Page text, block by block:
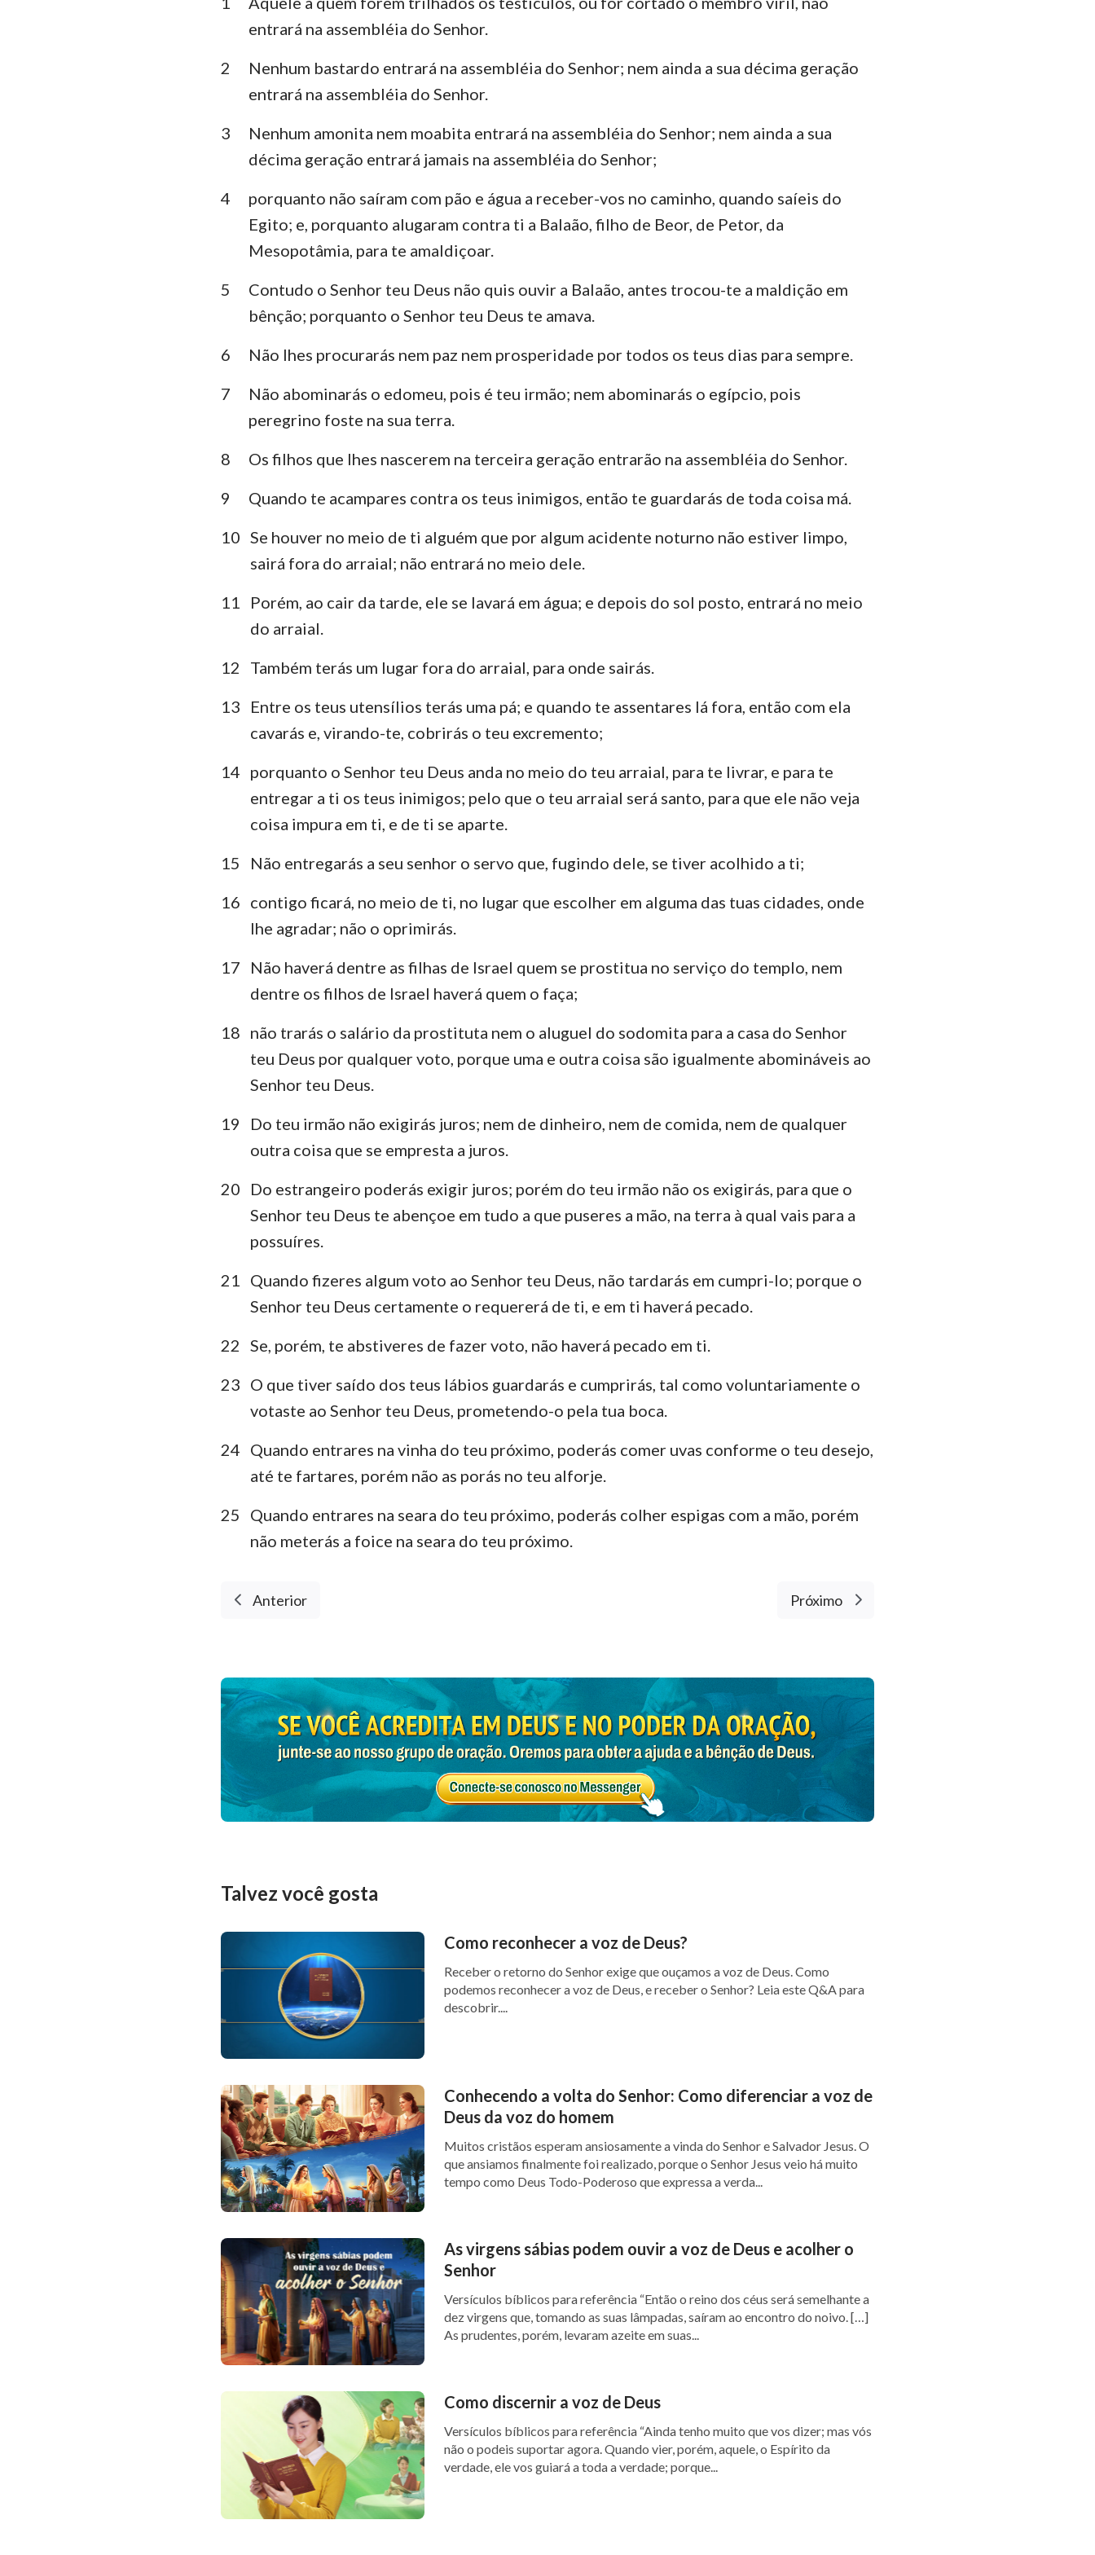
Deuteronômio Josué
Juízes Rute
1 Reis 2 Reis
Esdras Neemias
Ester Jó
Salmos Provérbios
Eclesiastes Cânticos
Isaías Jeremias
Lamentações Ezequiel
Daniel Oséias
Joel Amós
Obadias Jonas
Miquéias Naum
Habacuque Sofonias
Ageu Zacarias
1 Coríntios 2 Coríntios
Filipenses Colossenses
1 Timóteo 2 Timóteo
Hebreus Tiago
1 Pedro
1 João 2 João
3 João Judas
29
entrará na assembléia do Senhor.
2
Nenhum bastardo entrará na assembléia do Senhor; nem ainda a sua décima geração
entrará na assembléia do Senhor.
3
Nenhum amonita nem moabita entrará na assembléia do Senhor; nem ainda a sua
décima geração entrará jamais na assembléia do Senhor;
4
porquanto não saíram com pão e água a receber-vos no caminho, quando saíeis do
Egito; e, porquanto alugaram contra ti a Balaão, filho de Beor, de Petor, da
Mesopotâmia, para te amaldiçoar.
5
Contudo o Senhor teu Deus não quis ouvir a Balaão, antes trocou-te a maldição em
bênção; porquanto o Senhor teu Deus te amava.
6
Não lhes procurarás nem paz nem prosperidade por todos os teus dias para sempre.
7
Não abominarás o edomeu, pois é teu irmão; nem abominarás o egípcio, pois
peregrino foste na sua terra.
8
Os filhos que lhes nascerem na terceira geração entrarão na assembléia do Senhor.
9
Quando te acampares contra os teus inimigos, então te guardarás de toda coisa má.
10 Se houver no meio de ti alguém que por algum acidente noturno não estiver limpo,
sairá fora do arraial; não entrará no meio dele.
11
Porém, ao cair da tarde, ele se lavará em água; e depois do sol posto, entrará no meio
do arraial.
12
Também terás um lugar fora do arraial, para onde sairás.
13
Entre os teus utensílios terás uma pá; e quando te assentares lá fora, então com ela
cavarás e, virando-te, cobrirás o teu excremento;
14 porquanto o Senhor teu Deus anda no meio do teu arraial, para te livrar, e para te
entregar a ti os teus inimigos; pelo que o teu arraial será santo, para que ele não veja
coisa impura em ti, e de ti se aparte.
15
Não entregarás a seu senhor o servo que, fugindo dele, se tiver acolhido a ti;
16 contigo ficará, no meio de ti, no lugar que escolher em alguma das tuas cidades, onde
lhe agradar; não o oprimirás.
17
Não haverá dentre as filhas de Israel quem se prostitua no serviço do templo, nem
dentre os filhos de Israel haverá quem o faça;
18 não trarás o salário da prostituta nem o aluguel do sodomita para a casa do Senhor
teu Deus por qualquer voto, porque uma e outra coisa são igualmente abomináveis ao
Senhor teu Deus.
19
Do teu irmão não exigirás juros; nem de dinheiro, nem de comida, nem de qualquer
outra coisa que se empresta a juros.
20
Do estrangeiro poderás exigir juros; porém do teu irmão não os exigirás, para que o
Senhor teu Deus te abençoe em tudo a que puseres a mão, na terra à qual vais para a
possuíres.
21 Quando fizeres algum voto ao Senhor teu Deus, não tardarás em cumpri-lo; porque o
Senhor teu Deus certamente o requererá de ti, e em ti haverá pecado.
22 Se, porém, te abstiveres de fazer voto, não haverá pecado em ti.
23 O que tiver saído dos teus lábios guardarás e cumprirás, tal como voluntariamente o
votaste ao Senhor teu Deus, prometendo-o pela tua boca.
24 Quando entrares na vinha do teu próximo, poderás comer uvas conforme o teu desejo,
até te fartares, porém não as porás no teu alforje.
25
Quando entrares na seara do teu próximo, poderás colher espigas com a mão, porém
não meterás a foice na seara do teu próximo.
Anterior Próximo
Talvez você gosta
Como reconhecer a voz de Deus?
Receber o retorno do Senhor exige que ouçamos a voz de Deus. Como
podemos reconhecer a voz de Deus, e receber o Senhor? Leia este Q&A para
descobrir....
Conhecendo a volta do Senhor: Como diferenciar a voz de
Deus da voz do homem
Muitos cristãos esperam ansiosamente a vinda do Senhor e Salvador Jesus. O
que ansiamos finalmente foi realizado, porque o Senhor Jesus veio há muito
tempo como Deus Todo-Poderoso que expressa a verda...
As virgens sábias podem ouvir a voz de Deus e acolher o
Senhor
Versículos bíblicos para referência “Então o reino dos céus será semelhante a
dez virgens que, tomando as suas lâmpadas, saíram ao encontro do noivo. […]
As prudentes, porém, levaram azeite em suas...
Como discernir a voz de Deus
Versículos bíblicos para referência “Ainda tenho muito que vos dizer; mas vós
não o podeis suportar agora. Quando vier, porém, aquele, o Espírito da
verdade, ele vos guiará a toda a verdade; porque...